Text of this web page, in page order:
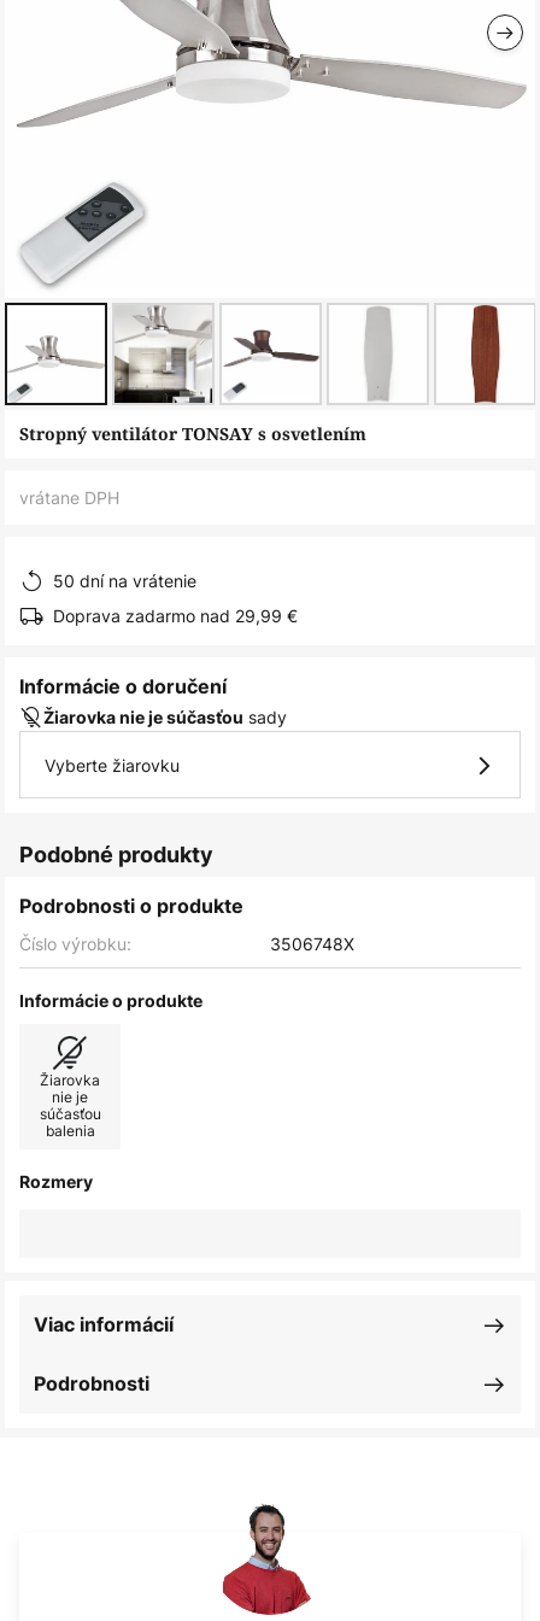
Preskočiť
Stropný ventilátor TONSAY s osvetlením
vrátane DPH
50 dní na vrátenie
Doprava zadarmo nad 29,99 €
Informácie o doručení
Žiarovka nie je súčasťou sady
Vyberte žiarovku
Podobné produkty
Podrobnosti o produkte
Číslo výrobku: 3506748X
Informácie o produkte
Žiarovka
nie je
súčasťou
balenia
Rozmery
Podrobnosti
Viac informácií